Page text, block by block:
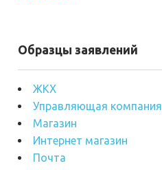
Образцы заявлений
ЖКХ
Управляющая компания
Магазин
Интернет магазин
Почта